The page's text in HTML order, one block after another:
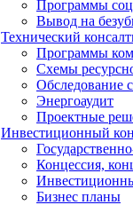
Программы
Вывод на
Технический
Программы
Схемы
Обследование
Энергоаудит
Проектные
Инвестиционный
Концессия,
Бизнес планы